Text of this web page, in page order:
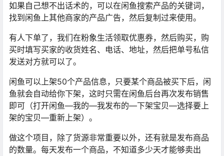
如果自己想不出话术的，可以在闲鱼搜索产品的关键词，
找到闲鱼上其他商家的产品广告，然后复制过来使用。
有人下单了，我们在粉象生活领取优惠券，然后购买，购
买时填写买家的收货姓名、电话、地址，然后把单号私信
发送对方就可以了。
闲鱼可以上架50个产品信息，只要某个商品被买下后，闲
鱼就会自动给你下架，这时只需在闲鱼后台再次发布销售
即可（打开闲鱼—我的—我发布的—下架宝贝—选择要上
架的宝贝—重新上架）。
做这个项目，除了货源非常重要以外，还有就是发布商品
的数量。每天发布一个商品，不知道多少天才能够卖出